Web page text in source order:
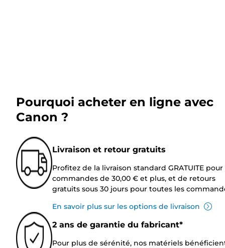
Pourquoi acheter en ligne avec
Canon ?
Livraison et retour gratuits
Profitez de la livraison standard GRATUITE pour
commandes de 30,00 € et plus, et de retours
gratuits sous 30 jours pour toutes les
En savoir plus sur les options de livraison
2 ans de garantie du fabricant*
Pour plus de sérénité, nos matériels